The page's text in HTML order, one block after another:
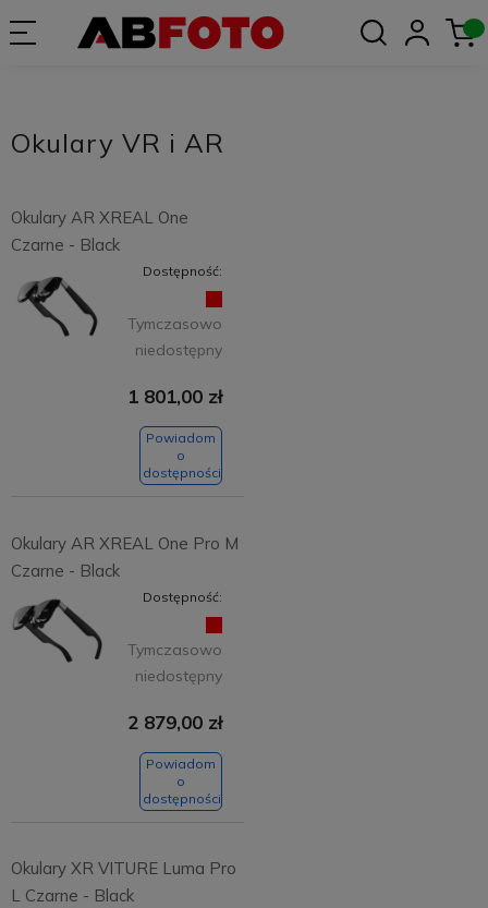
Okulary VR i AR
Okulary AR XREAL One
Czarne - Black
Dostępność:
Tymczasowo
niedostępny
1 801,00 zł
Powiadom
o
dostępności
Okulary AR XREAL One Pro M
Czarne - Black
Dostępność:
Tymczasowo
niedostępny
2 879,00 zł
Powiadom
o
dostępności
Okulary XR VITURE Luma Pro
L Czarne - Black